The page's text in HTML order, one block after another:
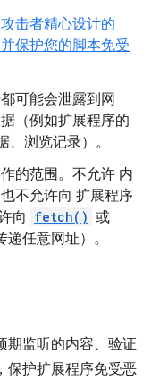
击者精心设计的
保护您的脚本免受
可能会泄露到网
（例如扩展程序的
浏览记录）。
的范围。不允许 内
也不允许向 扩展程序
向 fetch() 或
递任意网址）。
期监听的内容、验证
保护扩展程序免受恶